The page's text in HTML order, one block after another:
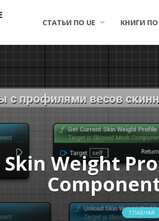
СТАТЬИ ПО UE КНИГИ ПО
Weight
ГЛАВНАЯ